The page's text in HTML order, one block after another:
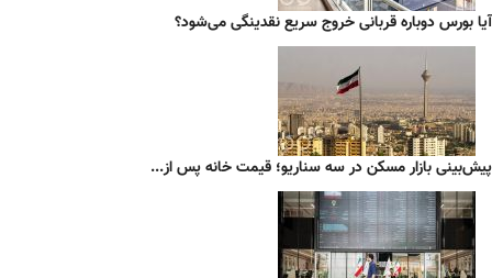
آیا بورس دوباره قربانی خروج سریع نقدینگی می‌شود؟
پیش‌بینی بازار مسکن در سه سناریو؛ قیمت خانه پس از...